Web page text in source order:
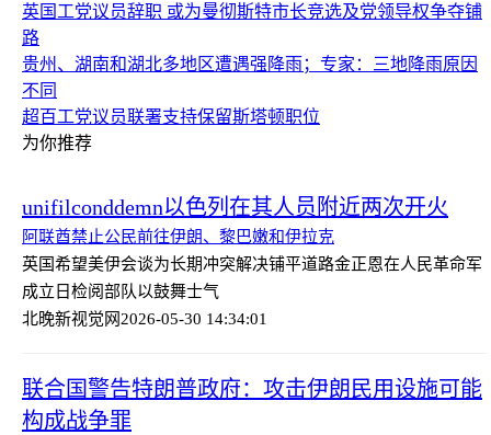
英国工党议员辞职 或为曼彻斯特市长竞选及党领导权争夺铺
路
贵州、湖南和湖北多地区遭遇强降雨；专家：三地降雨原因
不同
超百工党议员联署支持保留斯塔顿职位
为你推荐
unifilconddemn以色列在其人员附近两次开火
阿联酋禁止公民前往伊朗、黎巴嫩和伊拉克
英国希望美伊会谈为长期冲突解决铺平道路金正恩在人民革命军
成立日检阅部队以鼓舞士气
北晚新视觉网2026-05-30 14:34:01
联合国警告特朗普政府：攻击伊朗民用设施可能
构成战争罪